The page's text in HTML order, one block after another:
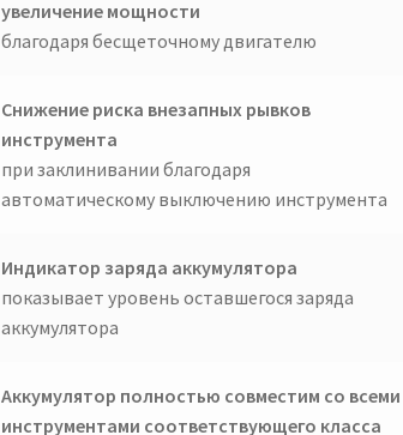
увеличение мощности
благодаря бесщеточному двигателю
Снижение риска внезапных рывков
инструмента
при заклинивании благодаря
автоматическому выключению инструмента
Индикатор заряда аккумулятора
показывает уровень оставшегося заряда
аккумулятора
Аккумулятор полностью совместим со всеми
инструментами соответствующего класса